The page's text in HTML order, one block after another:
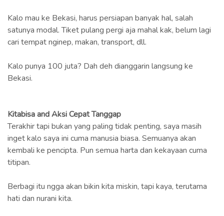
Kalo mau ke Bekasi, harus persiapan banyak hal, salah
satunya modal. Tiket pulang pergi aja mahal kak, belum lagi
cari tempat nginep, makan, transport, dll.
Kalo punya 100 juta? Dah deh dianggarin langsung ke
Bekasi.
Kitabisa and Aksi Cepat Tanggap
Terakhir tapi bukan yang paling tidak penting, saya masih
inget kalo saya ini cuma manusia biasa. Semuanya akan
kembali ke pencipta. Pun semua harta dan kekayaan cuma
titipan.
Berbagi itu ngga akan bikin kita miskin, tapi kaya, terutama
hati dan nurani kita.